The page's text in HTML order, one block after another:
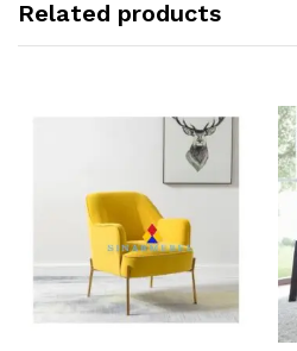
Related products